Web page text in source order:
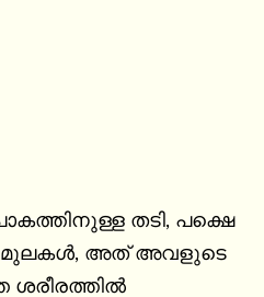
തടി, പക്ഷെ
മുലകൾ, അത് അവളുടെ
ശരീരത്തിൽ